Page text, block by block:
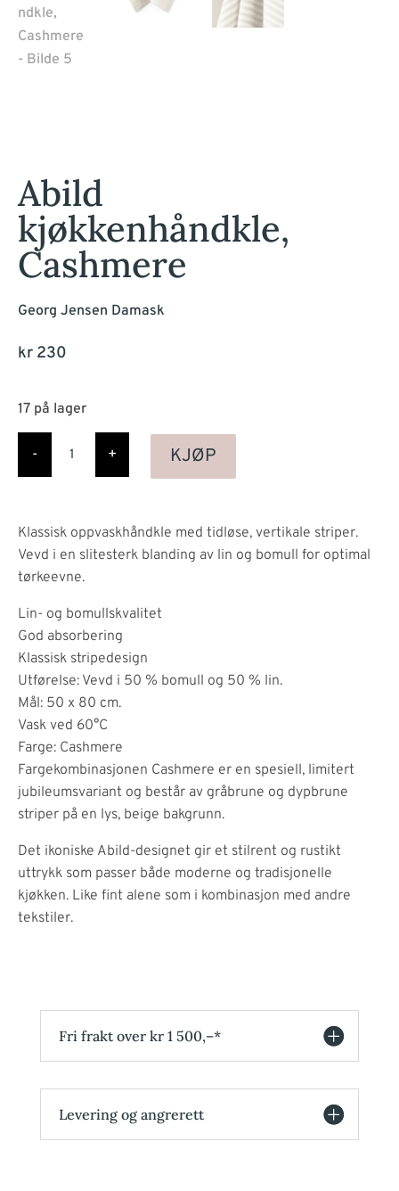
Abild
kjøkkenhåndkle,
Cashmere
Georg Jensen Damask
kr 230
17 på lager
-
kjøkkenhåndkle,
antall
+ KJØP
Klassisk oppvaskhåndkle med tidløse, vertikale striper.
Vevd i en slitesterk blanding av lin og bomull for optimal
tørkeevne.
Lin- og bomullskvalitet
God absorbering
Klassisk stripedesign
Utførelse: Vevd i 50 % bomull og 50 % lin.
Mål: 50 x 80 cm.
Vask ved 60°C
Farge: Cashmere
Fargekombinasjonen Cashmere er en spesiell, limitert
jubileumsvariant og består av gråbrune og dypbrune
striper på en lys, beige bakgrunn.
Det ikoniske Abild-designet gir et stilrent og rustikt
uttrykk som passer både moderne og tradisjonelle
kjøkken. Like fint alene som i kombinasjon med andre
tekstiler.
Fri frakt over kr 1 500,–*
Levering og angrerett